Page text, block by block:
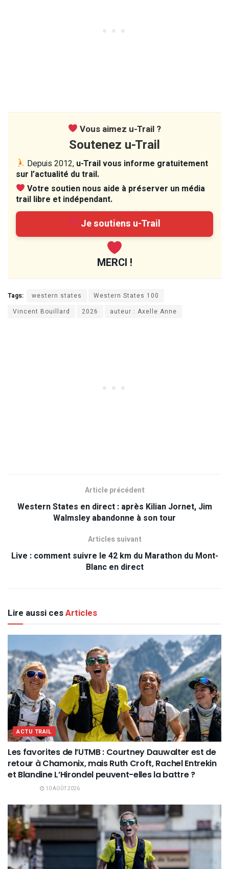
Vous aimez u-Trail ?
Soutenez u-Trail
Depuis 2012, u-Trail vous informe gratuitement
sur l’actualité du trail.
Votre soutien nous aide à préserver un média
trail libre et indépendant.
Je soutiens u-Trail
MERCI !
Tags: western states
Western States 100
Vincent Bouillard
2026 auteur : Axelle Anne
Article précédent
Western States en direct : après Kilian Jornet, Jim
Walmsley abandonne à son tour
Articles suivant
Live : comment suivre le 42 km du Marathon du Mont-
Blanc en direct
Lire aussi cesArticles
ACTU TRAIL
Les favorites de l’UTMB : Courtney Dauwalter est de
retour à Chamonix, mais Ruth Croft, Rachel Entrekin
et Blandine L’Hirondel peuvent-elles la battre ?
10 AOÛT 2026